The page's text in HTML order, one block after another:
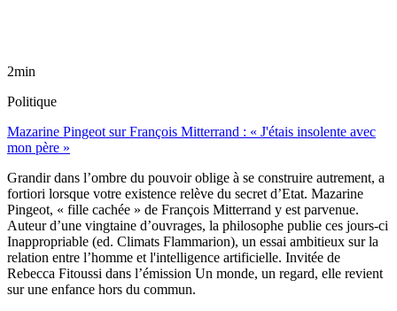
2min
Politique
Mazarine Pingeot sur François Mitterrand : « J'étais insolente avec
mon père »
Grandir dans l’ombre du pouvoir oblige à se construire autrement, a
fortiori lorsque votre existence relève du secret d’Etat. Mazarine
Pingeot, « fille cachée » de François Mitterrand y est parvenue.
Auteur d’une vingtaine d’ouvrages, la philosophe publie ces jours-ci
Inappropriable (ed. Climats Flammarion), un essai ambitieux sur la
relation entre l’homme et l'intelligence artificielle. Invitée de
Rebecca Fitoussi dans l’émission Un monde, un regard, elle revient
sur une enfance hors du commun.